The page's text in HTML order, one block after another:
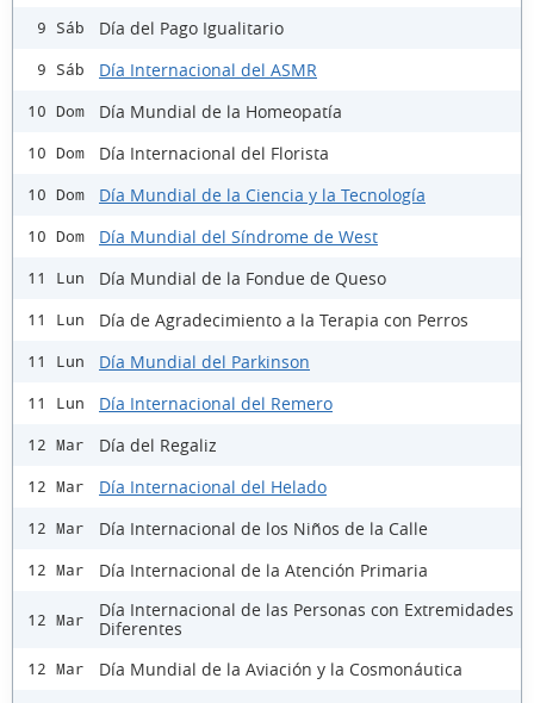
9 Sáb Día del Pago Igualitario
9 Sáb Día Internacional del ASMR
10 Dom Día Mundial de la Homeopatía
10 Dom Día Internacional del Florista
10 Dom Día Mundial de la Ciencia y la Tecnología
10 Dom Día Mundial del Síndrome de West
11 Lun Día Mundial de la Fondue de Queso
11 Lun Día de Agradecimiento a la Terapia con Perros
11 Lun Día Mundial del Parkinson
11 Lun Día Internacional del Remero
12 Mar Día del Regaliz
12 Mar Día Internacional del Helado
12 Mar Día Internacional de los Niños de la Calle
12 Mar Día Internacional de la Atención Primaria
12 Mar
Día Internacional de las Personas con Extremidades
Diferentes
12 Mar Día Mundial de la Aviación y la Cosmonáutica